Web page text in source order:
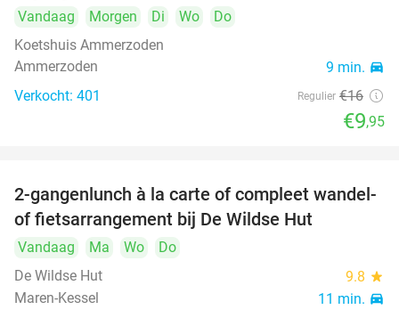
Vandaag Morgen Di Wo
Do
Koetshuis Ammerzoden
Ammerzoden
9 min. directions_car
Verkocht: 401 Regulier €16
€9,95
34%
2-gangenlunch à la carte of compleet wandel-
of fietsarrangement bij De Wildse Hut
Vandaag Ma Wo
Do
De Wildse Hut
9.8 star
Maren-Kessel 11 min. directions_car